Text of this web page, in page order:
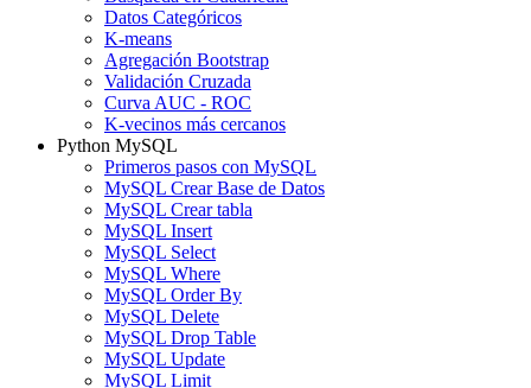
Datos Categóricos
K-means
Agregación Bootstrap
Validación Cruzada
Curva AUC - ROC
K-vecinos más cercanos
Python MySQL
Primeros pasos con MySQL
MySQL Crear Base de Datos
MySQL Crear tabla
MySQL Insert
MySQL Select
MySQL Where
MySQL Order By
MySQL Delete
MySQL Drop Table
MySQL Update
MySQL Limit